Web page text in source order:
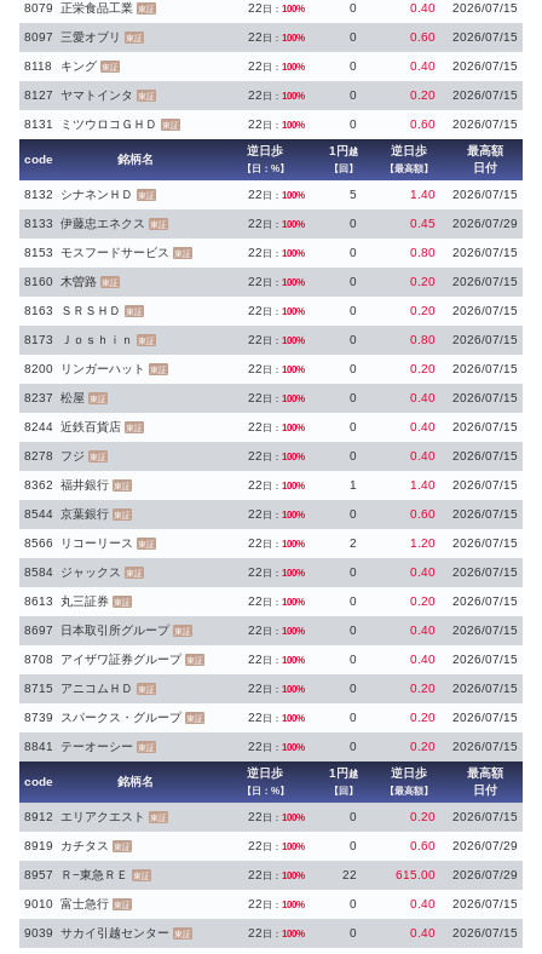
8079 正栄食品工業 東証 22 日： 100% 0 0.40 2026/07/15
8097 三愛オブリ 東証 22 日： 100% 0 0.60 2026/07/15
8118 キング 東証 22 日： 100% 0 0.40 2026/07/15
8127 ヤマトインタ 東証 22 日： 100% 0 0.20 2026/07/15
8131 ミツウロコＧＨＤ 東証 22 日： 100% 0 0.60 2026/07/15
code 銘柄名
逆日歩
【日：%】
1円 越
【回】
逆日歩
【最高額】
最高額
日付
8132
シナネンＨＤ 東証 22 日： 100% 5 1.40 2026/07/15
8133 伊藤忠エネクス 東証 22 日： 100% 0 0.45 2026/07/29
8153 モスフードサービス 東証 22 日： 100% 0 0.80 2026/07/15
8160 木曽路 東証 22 日： 100% 0 0.20 2026/07/15
8163 ＳＲＳＨＤ 東証 22 日： 100% 0 0.20 2026/07/15
8173 Ｊｏｓｈｉｎ 東証 22 日： 100% 0 0.80 2026/07/15
8200 リンガーハット 東証 22 日： 100% 0 0.20 2026/07/15
8237 松屋 東証 22 日： 100% 0 0.40 2026/07/15
8244 近鉄百貨店 東証 22 日： 100% 0 0.40 2026/07/15
8278 フジ 東証 22 日： 100% 0 0.40 2026/07/15
8362 福井銀行 東証 22 日： 100% 1 1.40 2026/07/15
8544 京葉銀行 東証 22 日： 100% 0 0.60 2026/07/15
8566 リコーリース 東証 22 日： 100% 2 1.20 2026/07/15
8584 ジャックス 東証 22 日： 100% 0 0.40 2026/07/15
8613 丸三証券 東証 22 日： 100% 0 0.20 2026/07/15
8697 日本取引所グループ 東証 22 日： 100% 0 0.40 2026/07/15
8708 アイザワ証券グループ 東証 22 日： 100% 0 0.40 2026/07/15
8715 アニコムＨＤ 東証 22 日： 100% 0 0.20 2026/07/15
8739 スパークス・グループ 東証 22 日： 100% 0 0.20 2026/07/15
8841 テーオーシー 東証 22 日： 100% 0 0.20 2026/07/15
code 銘柄名
逆日歩
【日：%】
1円 越
【回】
逆日歩
【最高額】
最高額
日付
8912
エリアクエスト 東証 22 日： 100% 0 0.20 2026/07/15
8919 カチタス 東証 22 日： 100% 0 0.60 2026/07/29
8957 Ｒ−東急ＲＥ 東証 22 日： 100% 22 615.00 2026/07/29
9010 富士急行 東証 22 日： 100% 0 0.40 2026/07/15
9039 サカイ引越センター 東証 22 日： 100% 0 0.40 2026/07/15